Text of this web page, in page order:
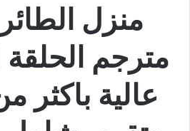
منزل
عالية باكثر